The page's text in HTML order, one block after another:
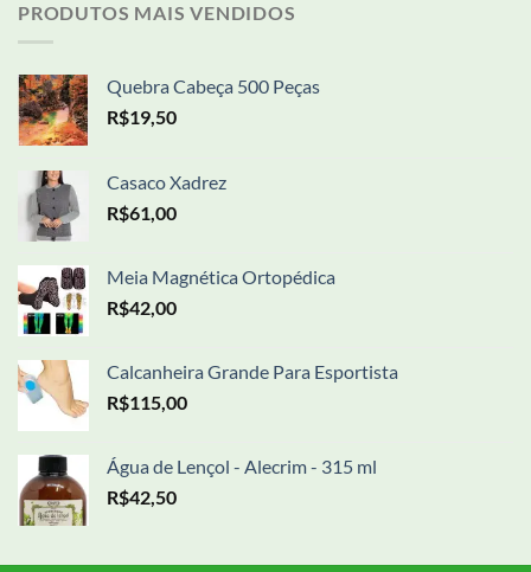
PRODUTOS MAIS VENDIDOS
Quebra Cabeça 500 Peças
R$19,50
Casaco Xadrez
R$61,00
Meia Magnética Ortopédica
R$42,00
Calcanheira Grande Para Esportista
R$115,00
Água de Lençol - Alecrim - 315 ml
R$42,50